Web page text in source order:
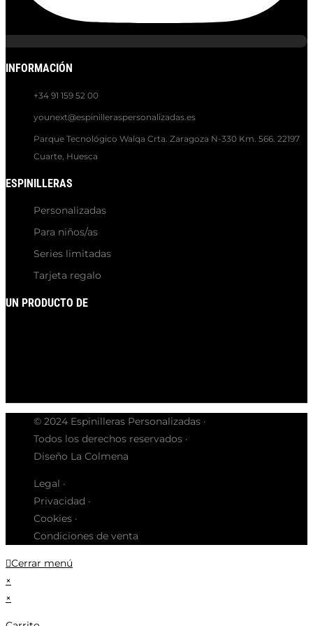
INFORMACIÓN
+34 91 159 52 00
younext@espinilleraspersonalizadas.es
Parque Tecnológico Walqa Crta. Zaragoza N-330 Km. 566. 22197
Cuarte, Huesca
ESPINILLERAS
Personalizadas
Para niños/as
Series limitadas
Tarjeta regalo
UN PRODUCTO DE
© 2024 Espinilleras Personalizadas ·
Todos los derechos reservados ·
Diseño La Colmena
Legal ·
Privacidad ·
Cookies ·
Condiciones de venta
Cerrar menú
×
×